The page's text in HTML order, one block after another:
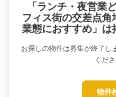
「ランチ・夜営業
フィス街の交差点
業態におすすめ」は
お探しの物件は募集が終了し
くださ
物件